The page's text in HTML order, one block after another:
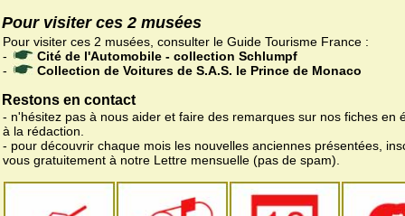
Pour visiter ces 2 musées
Pour visiter ces 2 musées, consulter le Guide Tourisme France :
-
Cité de l'Automobile - collection Schlumpf
-
Collection de Voitures de S.A.S. le Prince de Monaco
Restons en contact
- n'hésitez pas à nous aider et faire des remarques sur nos fiches en
à la rédaction.
- pour découvrir chaque mois les nouvelles anciennes présentées,
vous gratuitement à notre Lettre mensuelle (pas de spam).